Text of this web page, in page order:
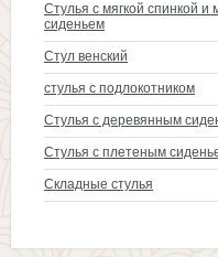
Стулья с мягкой спинкой и
сиденьем
Стул венский
стулья с подлокотником
Стулья с деревянным
Стулья с плетеным
Складные стулья